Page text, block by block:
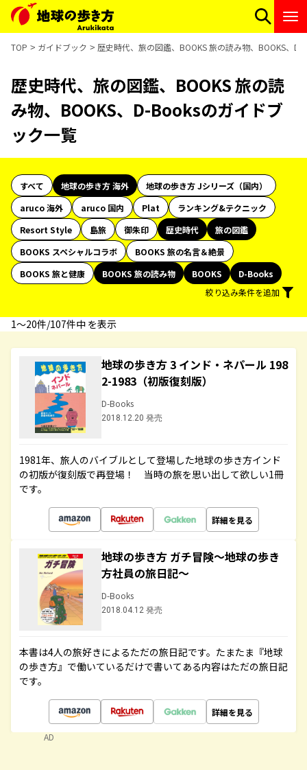
TOP ガイドブック 歴史時代、旅の図鑑、BOOKS 旅の読み物、BOOKS、
歴史時代、旅の図鑑、BOOKS 旅の読
み物、BOOKS、D-Booksのガイドブ
ック一覧
すべて 地球の歩き方 海外
地球の歩き方 Jシリーズ（国内）
aruco 海外
aruco 国内 Plat
ランキング&テクニック
Resort Style
島旅 御朱印 歴史時代
旅の図鑑
BOOKS スペシャルコラボ
BOOKS 旅の名言＆絶景
BOOKS 旅と健康
BOOKS 旅の読み物 BOOKS
D-Books
絞り込み条件を追加
1〜20件/107件中 を表示
地球の歩き方 3 インド・ネパール 198
2-1983（初版復刻版）
D-Books
2018.12.20 発売
1981年、旅人のバイブルとして登場した地球の歩き方インド
の初版が復刻版で再登場！ 当時の旅を思い出して欲しい1冊
です。
詳細を見る
地球の歩き方 ガチ冒険～地球の歩き
方社員の旅日記～
D-Books
2018.04.12 発売
本書は4人の旅好きによるただの旅日記です。たまたま『地球
の歩き方』で働いているだけで書いてある内容はただの旅日記
です。
詳細を見る
AD